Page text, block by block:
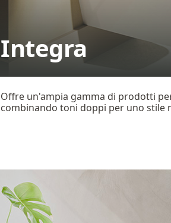
Integra
Offre un'ampia gamma di prodotti
combinando toni doppi per uno stile